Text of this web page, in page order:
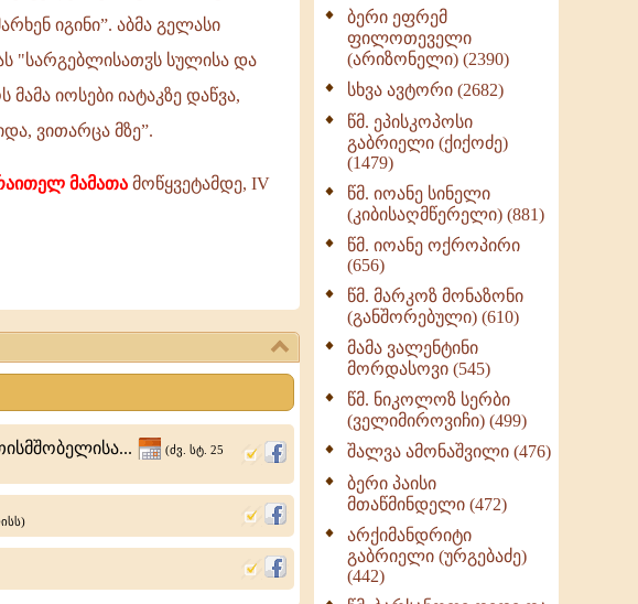
იგინი”. აბმა გელასი
"სარგებლისათჳს სულისა და
იოსები იატაკზე დაწვა,
ვითარცა მზე”.
მამათა მოწყვეტამდე, IV
(ძვ. სტ. 25
ქადაგებანი გაბრიელ
ეპისკოპოსისა - II ტომი
(370)
სულიერი ცხოვრების
სახელმძღვანელო -
ნაწილი II (369)
ღმერთი და ადამიანები
(287)
ბერის დიადემა (278)
მონაზვნური
გამოცდილების
ოთხი ასეული თავი
სიყვარულის შესახებ
(259)
ბერი ეფრემ
ფილოთეველი
(არიზონელი) (2390)
სხვა ავტორი (2682)
წმ. ეპისკოპოსი
გაბრიელი (ქიქოძე)
(1479)
წმ. იოანე სინელი
(კიბისაღმწერელი) (881)
წმ. იოანე ოქროპირი
(656)
წმ. მარკოზ მონაზონი
(განშორებული) (610)
მამა ვალენტინი
მორდასოვი (545)
წმ. ნიკოლოზ სერბი
(ველიმიროვიჩი) (499)
შალვა ამონაშვილი (476)
ბერი პაისი
მთაწმინდელი (472)
არქიმანდრიტი
გაბრიელი (ურგებაძე)
(442)